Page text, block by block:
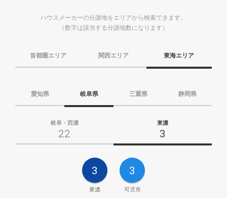
ハウスメーカーの分譲地をエリアから検索できます。
（数字は該当する分譲地数になります）
首都圏エリア 関西エリア 東海エリア
愛知県 岐阜県 三重県 静岡県
岐阜・西濃
22
東濃
3
3
東濃
3
可児市